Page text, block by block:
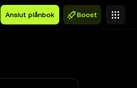
Anslut plånbok Boost